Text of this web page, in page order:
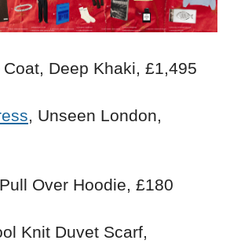
Coat, Deep Khaki, £1,495
, Unseen London,
Over Hoodie, £180
Knit Duvet Scarf,